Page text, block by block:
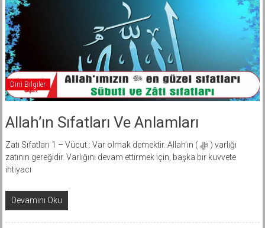
Dini Bilgiler
Allah’ın Sıfatları Ve Anlamları
Zatı Sıfatları 1 – Vücut : Var olmak demektir. Allah’ın ( ﷻ ) varlığı
zatının gereğidir. Varlığını devam ettirmek için, başka bir kuvvete
ihtiyacı
Devamını Oku